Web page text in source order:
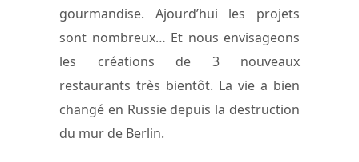
gourmandise. Ajourd’hui les projets
sont nombreux… Et nous envisageons
les créations de 3 nouveaux
restaurants très bientôt. La vie a bien
changé en Russie depuis la destruction
du mur de Berlin.